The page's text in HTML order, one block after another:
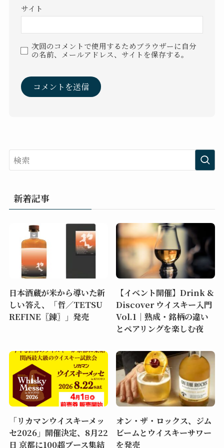
サイト
次回のコメントで使用するためブラウザーに自分
の名前、メールアドレス、サイトを保存する。
新着記事
日本酒蔵が米から導いた新
しい答え、「哲／TETSU
REFINE〖錬〗」発売
【イベント開催】Drink &
Discover ウイスキー入門
Vol.1｜熟成・銘柄の違い
とペアリングを楽しむ夜
「リカマンウイスキーメッ
セ2026」開催決定、8月22
日 京都に100超ブース集結
オン・ザ・ロックス、ジム
ビームとウイスキーサワー
を発売